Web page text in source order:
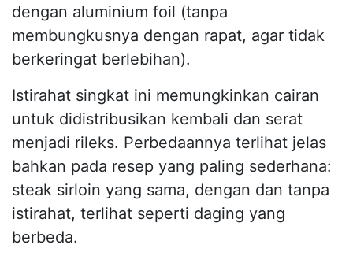
dengan aluminium foil (tanpa
membungkusnya dengan rapat, agar tidak
berkeringat berlebihan).
Istirahat singkat ini memungkinkan cairan
untuk didistribusikan kembali dan serat
menjadi rileks. Perbedaannya terlihat jelas
bahkan pada resep yang paling sederhana:
steak sirloin yang sama, dengan dan tanpa
istirahat, terlihat seperti daging yang
berbeda.